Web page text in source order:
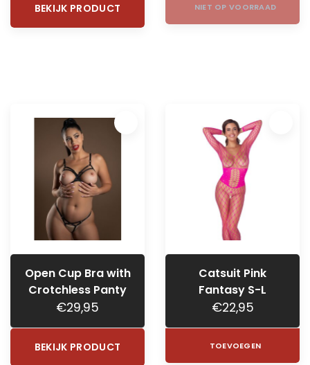
BEKIJK PRODUCT NIET OP VOORRAAD
Open Cup Bra with
Crotchless Panty
€29,95
BEKIJK PRODUCT
Catsuit Pink
Fantasy S-L
€22,95
TOEVOEGEN